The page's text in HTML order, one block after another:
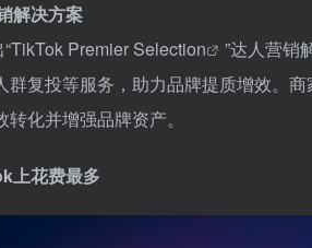
解决方案
TikTok Premier Selection
”达人营销
群复投等服务，助力品牌提质增效。
化并增强品牌资产。
上花费最多